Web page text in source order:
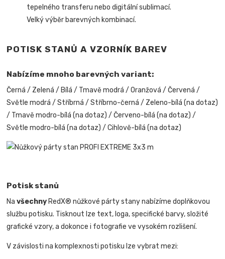
tepelného transferu nebo digitální sublimací.
Velký výběr barevných kombinací.
POTISK STANŮ A VZORNÍK BAREV
Nabízíme mnoho barevných variant:
Černá / Zelená / Bílá / Tmavě modrá / Oranžová / Červená /
Světle modrá / Stříbrná / Stříbrno-černá / Zeleno-bílá (na dotaz)
/ Tmavě modro-bílá (na dotaz) / Červeno-bílá (na dotaz) /
Světle modro-bílá (na dotaz) / Cihlově-bílá (na dotaz)
Potisk stanů
Navšechny RedX® nůžkové párty stany nabízíme doplňkovou
službu potisku. Tisknout lze text, loga, specifické barvy, složité
grafické vzory, a dokonce i fotografie ve vysokém rozlišení.
V závislosti na komplexnosti potisku lze vybrat mezi: